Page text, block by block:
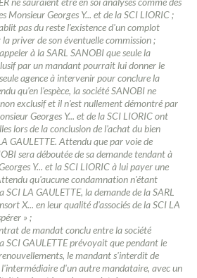
Monsieur Georges Y... et de la SCI LIORIC ;
pas du reste l'existence d'un complot
priver de son éventuelle commission ;
à la SARL SANOBI que seule la
par un mandant pourrait lui donner le
agence à intervenir pour conclure la
qu'en l'espèce, la société SANOBI ne
exclusif et il n'est nullement démontré par
Georges Y... et de la SCI LIORIC ont
lors de la conclusion de l'achat du bien
GAULETTE. Attendu que par voie de
sera déboutée de sa demande tendant à
Y... et la SCI LIORIC à lui payer une
qu'aucune condamnation n'étant
LA GAULETTE, la demande de la SARL
X... en leur qualité d'associés de la SCI LA
» ;
de mandat conclu entre la société
SCI GAULETTE prévoyait que pendant le
le mandant s'interdit de
d'un autre mandataire, avec un